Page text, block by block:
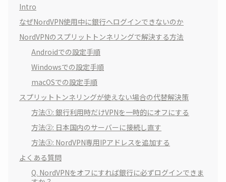
Intro
なぜNordVPN使用中に銀行へログインできないのか
NordVPNのスプリットトンネリングで解決する方法
Androidでの設定手順
Windowsでの設定手順
macOSでの設定手順
スプリットトンネリングが使えない場合の代替解決策
方法①: 銀行利用時だけVPNを一時的にオフにする
方法②: 日本国内のサーバーに接続し直す
方法③: NordVPN専用IPアドレスを追加する
よくある質問
Q. NordVPNをオフにすれば銀行に必ずログインできま